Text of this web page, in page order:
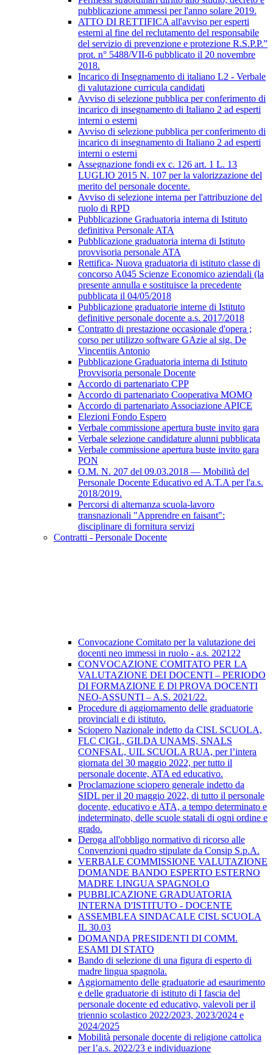
pubblicazione ammessi per l'anno solare 2019.
ATTO DI RETTIFICA all'avviso per esperti
esterni al fine del reclutamento del responsabile
del servizio di prevenzione e protezione R.S.P.P.”
prot. n° 5488/VII-6 pubblicato il 20 novembre
2018.
Incarico di Insegnamento di italiano L2 - Verbale
di valutazione curricula candidati
Avviso di selezione pubblica per conferimento di
incarico di insegnamento di Italiano 2 ad esperti
interni o esterni
Avviso di selezione pubblica per conferimento di
incarico di insegnamento di Italiano 2 ad esperti
interni o esterni
Assegnazione fondi ex c. 126 art. 1 L. 13
LUGLIO 2015 N. 107 per la valorizzazione del
merito del personale docente.
Avviso di selezione interna per l'attribuzione del
ruolo di RPD
Pubblicazione Graduatoria interna di Istituto
definitiva Personale ATA
Pubblicazione graduatoria interna di Istituto
provvisoria personale ATA
Rettifica- Nuova graduatoria di istituto classe di
concorso A045 Scienze Economico aziendali (la
presente annulla e sostituisce la precedente
pubblicata il 04/05/2018
Pubblicazione graduatorie interne di Istituto
definitive personale docente a.s. 2017/2018
Contratto di prestazione occasionale d'opera ;
corso per utilizzo software GAzie al sig. De
Vincentiis Antonio
Pubblicazione Graduatoria interna di Istituto
Provvisoria personale Docente
Accordo di partenariato CPP
Accordo di partenariato Cooperativa MOMO
Accordo di partenariato Associazione APICE
Elezioni Fondo Espero
Verbale commissione apertura buste invito gara
Verbale selezione candidature alunni pubblicata
Verbale commissione apertura buste invito gara
PON
O.M. N. 207 del 09.03.2018 — Mobilità del
Personale Docente Educativo ed A.T.A per l'a.s.
2018/2019.
Percorsi di alternanza scuola-lavoro
transnazionali "Apprendre en faisant":
disciplinare di fornitura servizi
Contratti - Personale Docente
Convocazione Comitato per la valutazione dei
docenti neo immessi in ruolo - a.s. 202122
CONVOCAZIONE COMITATO PER LA
VALUTAZIONE DEI DOCENTI – PERIODO
DI FORMAZIONE E Dl PROVA DOCENTI
NEO-ASSUNTI – A.S. 2021/22.
Procedure di aggiornamento delle graduatorie
provinciali e di istituto.
Sciopero Nazionale indetto da CISL SCUOLA,
FLC CIGL, GILDA UNAMS, SNALS
CONFSAL, UIL SCUOLA RUA, per l’intera
giornata del 30 maggio 2022, per tutto il
personale docente, ATA ed educativo.
Proclamazione sciopero generale indetto da
SIDL per il 20 maggio 2022, di tutto il personale
docente, educativo e ATA, a tempo determinato e
indeterminato, delle scuole statali di ogni ordine e
grado.
Deroga all'obbligo normativo di ricorso alle
Convenzioni quadro stipulate da Consip S.p.A.
VERBALE COMMISSIONE VALUTAZIONE
DOMANDE BANDO ESPERTO ESTERNO
MADRE LINGUA SPAGNOLO
PUBBLICAZIONE GRADUATORIA
INTERNA D'ISTITUTO - DOCENTE
ASSEMBLEA SINDACALE CISL SCUOLA
IL 30.03
DOMANDA PRESIDENTI DI COMM.
ESAMI DI STATO
Bando di selezione di una figura di esperto di
madre lingua spagnola.
Aggiornamento delle graduatorie ad esaurimento
e delle graduatorie di istituto di I fascia del
personale docente ed educativo, valevoli per il
triennio scolastico 2022/2023, 2023/2024 e
2024/2025
Mobilità personale docente di religione cattolica
per l’a.s. 2022/23 e individuazione